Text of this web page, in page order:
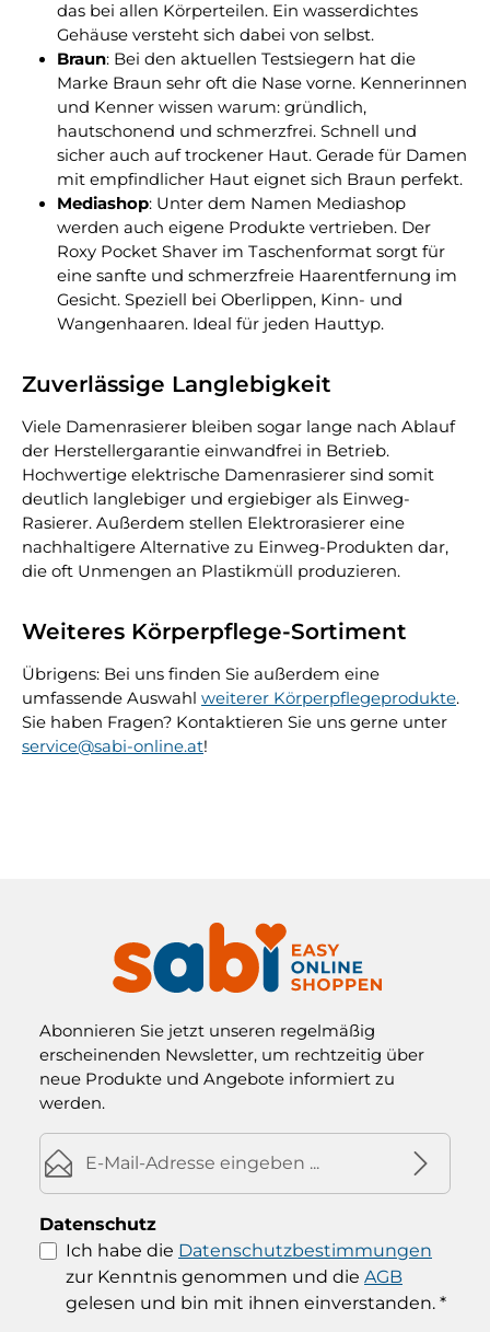
das bei allen Körperteilen. Ein wasserdichtes
Gehäuse versteht sich dabei von selbst.
Braun: Bei den aktuellen Testsiegern hat die
Marke Braun sehr oft die Nase vorne. Kennerinnen
und Kenner wissen warum: gründlich,
hautschonend und schmerzfrei. Schnell und
sicher auch auf trockener Haut. Gerade für Damen
mit empfindlicher Haut eignet sich Braun perfekt.
Mediashop: Unter dem Namen Mediashop
werden auch eigene Produkte vertrieben. Der
Roxy Pocket Shaver im Taschenformat sorgt für
eine sanfte und schmerzfreie Haarentfernung im
Gesicht. Speziell bei Oberlippen, Kinn- und
Wangenhaaren. Ideal für jeden Hauttyp.
Zuverlässige Langlebigkeit
Viele Damenrasierer bleiben sogar lange nach Ablauf
der Herstellergarantie einwandfrei in Betrieb.
Hochwertige elektrische Damenrasierer sind somit
deutlich langlebiger und ergiebiger als Einweg-
Rasierer. Außerdem stellen Elektrorasierer eine
nachhaltigere Alternative zu Einweg-Produkten dar,
die oft Unmengen an Plastikmüll produzieren.
Weiteres Körperpflege-Sortiment
Übrigens: Bei uns finden Sie außerdem eine
umfassende Auswahl weiterer Körperpflegeprodukte.
Sie haben Fragen? Kontaktieren Sie uns gerne unter
service@sabi-online.at!
Abonnieren Sie jetzt unseren regelmäßig
erscheinenden Newsletter, um rechtzeitig über
neue Produkte und Angebote informiert zu
werden.
E-Mail-Adresse*
Datenschutz
Ich habe die Datenschutzbestimmungen
zur Kenntnis genommen und die AGB
gelesen und bin mit ihnen einverstanden. *